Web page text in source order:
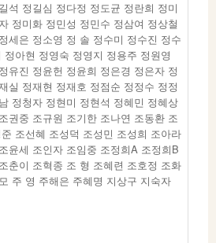
석 정길심 정다정 정도균 정란희 정미
정미화 정민성 정민수 정삼여 정상철
세은 정소영 정 솔 정수미 정수진 정수
아현 정영숙 정영지 정용주 정원영
유진 정윤헌 정윤희 정은경 정은자 정
실 정재현 정재호 정점순 정정수 정정
정청자 정현미 정현석 정혜민 정혜상
권중 조규원 조기한 조나연 조동환 조
조선혜 조성덕 조성민 조성희 조아라
윤세 조인자 조임중 조정희A 조정희B
춘이 조혁종 조 형 조혜련 조호정 조화
주 영 주해은 주혜명 지상구 지숙자